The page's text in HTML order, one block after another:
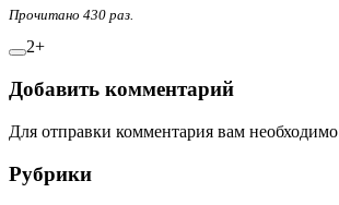
Прочитано 430 раз.
2+
Добавить комментарий
Для отправки комментария вам необходимо
Рубрики